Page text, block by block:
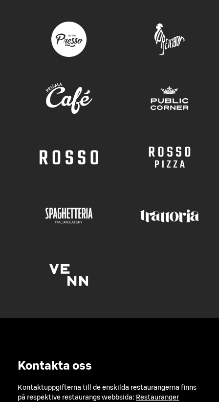
Kontakta oss
Kontaktuppgifterna till de enskilda restaurangerna finns
på respektive restaurangs webbsida: Restauranger